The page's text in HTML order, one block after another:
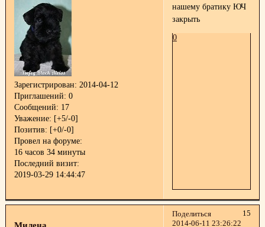
Зарегистрирован: 2014-04-12
Приглашений: 0
Сообщений: 17
Уважение: [+5/-0]
Позитив: [+0/-0]
Провел на форуме:
16 часов 34 минуты
Последний визит:
2019-03-29 14:44:47
нашему братику ЮЧ
закрыть
0
Поделиться
15
2014-06-11 23:26:22
Милена